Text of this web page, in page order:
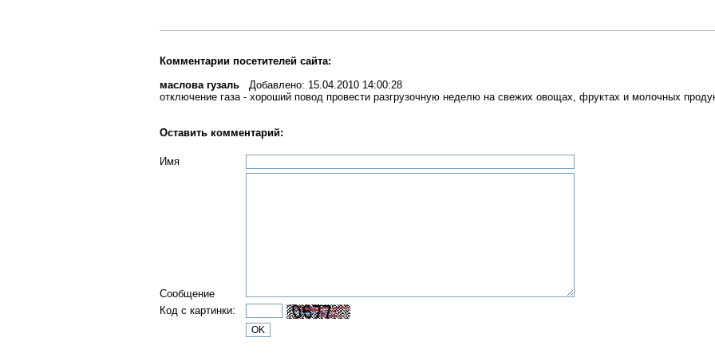
Комментарии посетителей сайта:
маслова гузаль Добавлено: 15.04.2010 14:00:28
отключение газа - хороший повод провести разгрузочную неделю на свежих овощах, фруктах и молочных
Оставить комментарий:
Имя
Сообщение
Код с картинки: